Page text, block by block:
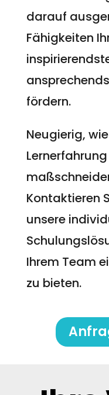
darauf
Fähigkeiten
fördern.
Neugierig,
Kontaktieren
unsere
Ihrem Team
zu bieten.